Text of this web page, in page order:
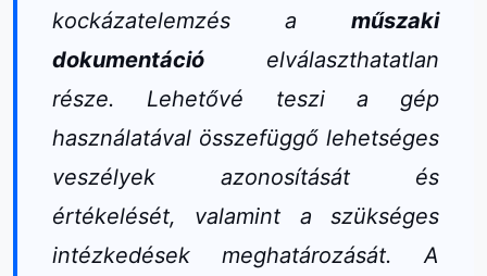
kockázatelemzés a műszaki
dokumentáció elválaszthatatlan
része. Lehetővé teszi a gép
használatával összefüggő lehetséges
veszélyek azonosítását és
értékelését, valamint a szükséges
intézkedések meghatározását. A